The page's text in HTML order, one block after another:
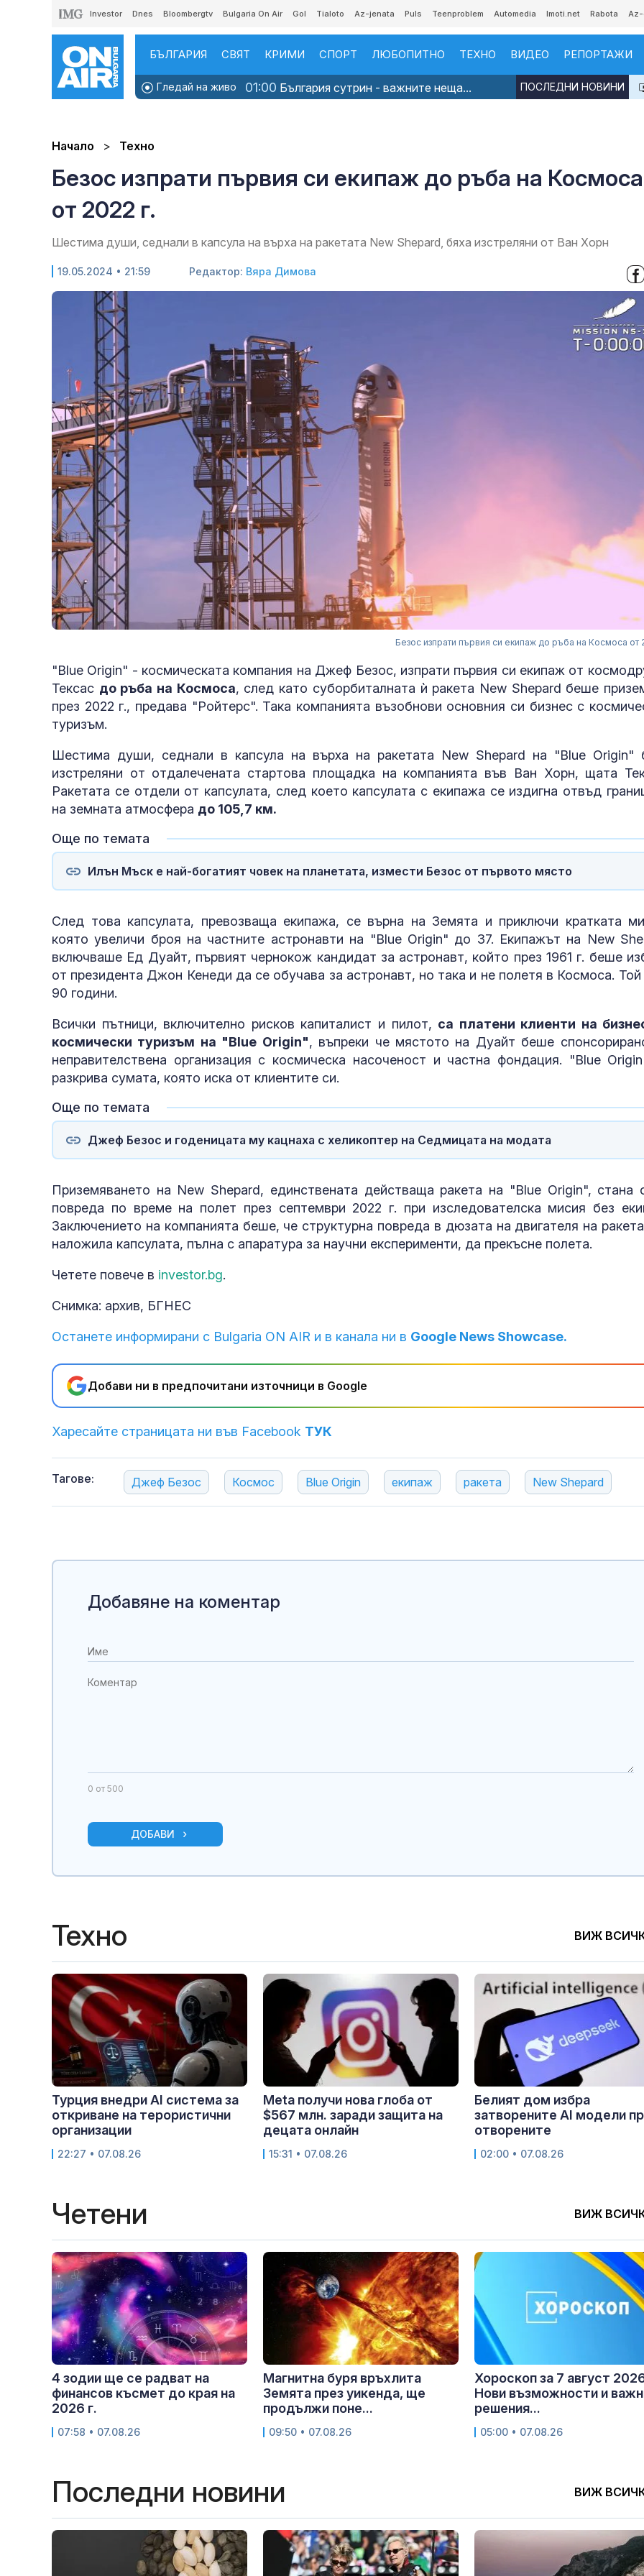
Investor Dnes Bloombergtv Bulgaria On Air Gol Tialoto Az-jenata Puls Teenproblem Automedia Imoti.net Rabota
БЪЛГАРИЯ СВЯТ КРИМИ СПОРТ ЛЮБОПИТНО ТЕХНО ВИДЕО РЕПОРТАЖИ
Гледай на живо 01:00 България сутрин - важните неща... ПОСЛЕДНИ НОВИНИ
Начало Техно
Безос изпрати първия си екипаж до ръба на Космоса
от 2022 г.
Шестима души, седнали в капсула на върха на ракетата New Shepard, бяха изстреляни от Ван Хорн
19.05.2024 • 21:59 Редактор: Вяра Димова
Безос изпрати първия си екипаж до ръба на Космоса от
"Blue Origin" - космическата компания на Джеф Безос, изпрати първия си екипаж от
Тексас до ръба на Космоса, след като суборбиталната ѝ ракета New Shepard беше
през 2022 г., предава "Ройтерс". Така компанията възобнови основния си бизнес с
туризъм.
Шестима души, седнали в капсула на върха на ракетата New Shepard на "Blue Origin"
изстреляни от отдалечената стартова площадка на компанията във Ван Хорн, щата
Ракетата се отдели от капсулата, след което капсулата с екипажа се издигна отвъд
на земната атмосфера до 105,7 км.
Още по темата
Илън Мъск е най-богатият човек на планетата, измести Безос от първото място
След това капсулата, превозваща екипажа, се върна на Земята и приключи кратката
която увеличи броя на частните астронавти на "Blue Origin" до 37. Екипажът на New
включваше Ед Дуайт, първият чернокож кандидат за астронавт, който през 1961 г. беше
от президента Джон Кенеди да се обучава за астронавт, но така и не полетя в Космоса. Той
90 години.
Всички пътници, включително рисков капиталист и пилот, са платени клиенти на
космически туризъм на "Blue Origin", въпреки че мястото на Дуайт беше
неправителствена организация с космическа насоченост и частна фондация. "Blue
разкрива сумата, която иска от клиентите си.
Още по темата
Джеф Безос и годеницата му кацнаха с хеликоптер на Седмицата на модата
Приземяването на New Shepard, единствената действаща ракета на "Blue Origin", стана
повреда по време на полет през септември 2022 г. при изследователска мисия без
Заключението на компанията беше, че структурна повреда в дюзата на двигателя на
наложила капсулата, пълна с апаратура за научни експерименти, да прекъсне полета.
Четете повече в investor.bg.
Снимка: архив, БГНЕС
Останете информирани с Bulgaria ON AIR и в канала ни в Google News Showcase.
Добави ни в предпочитани източници в Google
Харесайте страницата ни във Facebook ТУК
Тагове: Джеф Безос Космос Blue Origin екипаж ракета New Shepard
Lada Niva
хил. паунда
Венера във
Левски
Локомотив
Завръщането
на
е
Добавяне на коментар
0 от 500
ДОБАВИ
Техно ВИЖ
Турция внедри AI система за
откриване на терористични
организации
22:27 • 07.08.26
Meta получи нова глоба от
$567 млн. заради защита на
децата онлайн
15:31 • 07.08.26
Белият дом избра
затворените AI модели
отворените
02:00 • 07.08.26
Четени ВИЖ
4 зодии ще се радват на
финансов късмет до края на
2026 г.
07:58 • 07.08.26
Магнитна буря връхлита
Земята през уикенда, ще
продължи поне...
09:50 • 07.08.26
Хороскоп за 7 август
Нови възможности и
решения...
05:00 • 07.08.26
Последни новини ВИЖ